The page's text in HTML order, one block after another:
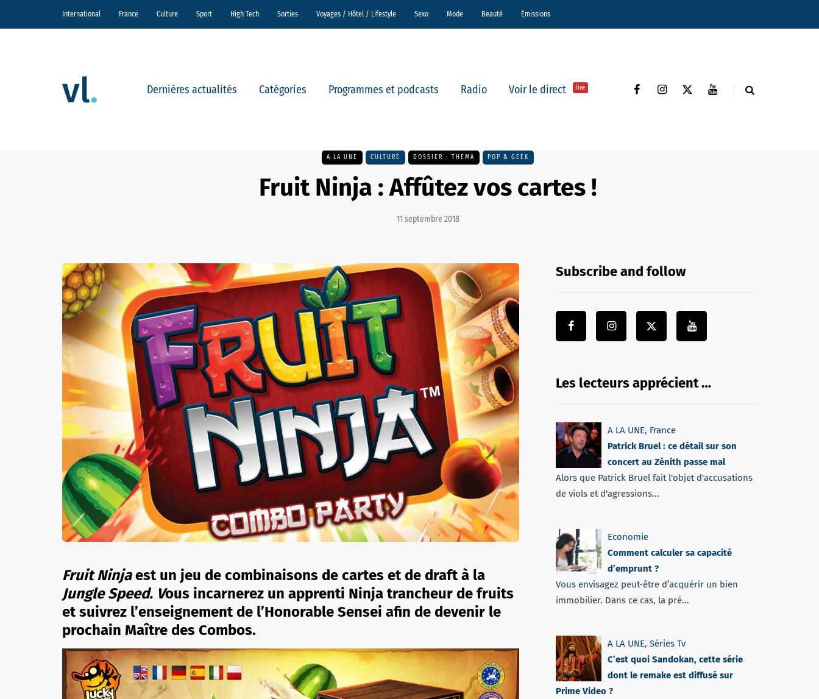
International France Culture Sport High Tech Sorties Voyages / Hôtel / Lifestyle Sexo Mode Beauté Émissions
Dernières actualités Catégories Programmes et podcasts Radio Voir le direct live
A LA UNE CULTURE DOSSIER - THEMA POP & GEEK
Fruit Ninja : Affûtez vos cartes !
11 septembre 2018
Fruit Ninjaest un jeu de combinaisons de cartes et de draft à la
Jungle Speed. Vous incarnerez un apprenti Ninja trancheur de fruits
et suivrez l’enseignement de l’Honorable Sensei afin de devenir le
prochain Maître des Combos.
Subscribe and follow
Les lecteurs apprécient …
A LA UNE, France
Patrick Bruel : ce détail sur son
concert au Zénith passe mal
Alors que Patrick Bruel fait l'objet d'accusations
de viols et d'agressions...
Economie
Comment calculer sa capacité
d’emprunt ?
Vous envisagez peut-être d’acquérir un bien
immobilier. Dans ce cas, la pré...
A LA UNE, Séries Tv
C’est quoi Sandokan, cette série
dont le remake est diffusé sur
Prime Video ?